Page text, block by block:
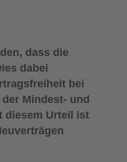
dass die
dabei
bei
Mindest- und
diesem Urteil ist